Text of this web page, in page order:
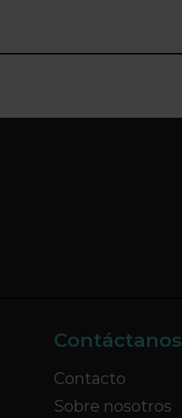
Contáctanos
Contacto
Sobre nosotros